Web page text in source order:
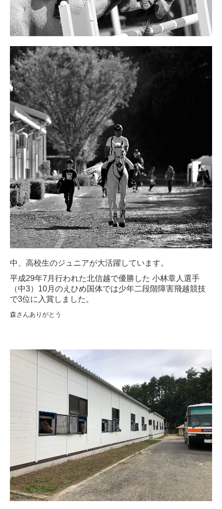
中、高校生のジュニアが大活躍しています。
平成29年7月行われた北信越で優勝した 小林章人選手
（中3）10月のえひめ国体では少年二段階障害飛越競技
で3位に入賞しました。
森さんありがとう